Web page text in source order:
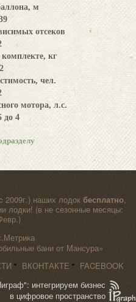
м
отсеков
кг
чел.
мотора, л.с.
до 4
2009г.) наших лодок бесплатно,
лодки! (в не сезонные месяцы:
бани от Мансура»
ВКОНТАКТЕ
FACEBOOK
интегрируем бизнес
в цифровое пространство